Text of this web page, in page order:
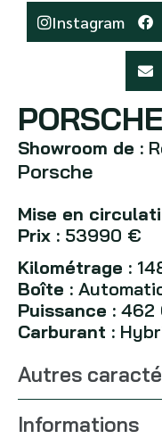
Instagram
Showroom de :
Porsche
Mise en
Prix : 53990 €
Kilométrage :
Boîte :
Puissance : 462
Carburant :
Autres
Informations